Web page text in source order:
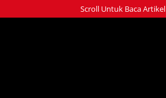
ke
Scroll Untuk Baca Artikel